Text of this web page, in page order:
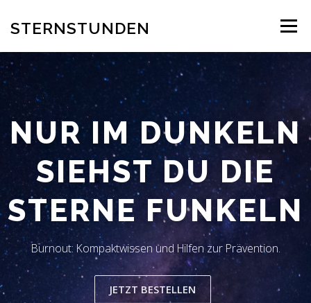
springen
STERNSTUNDEN Menü
AUTOR EINBLICK INS BUCH BESTELLUNG
REZENSION BLOG LESERSTIMMEN KONTAKT
NUR IM DUNKELN
SIEHST DU DIE
STERNE FUNKELN
Burnout: Kompaktwissen und Hilfen zur Prävention.
JETZT BESTELLEN